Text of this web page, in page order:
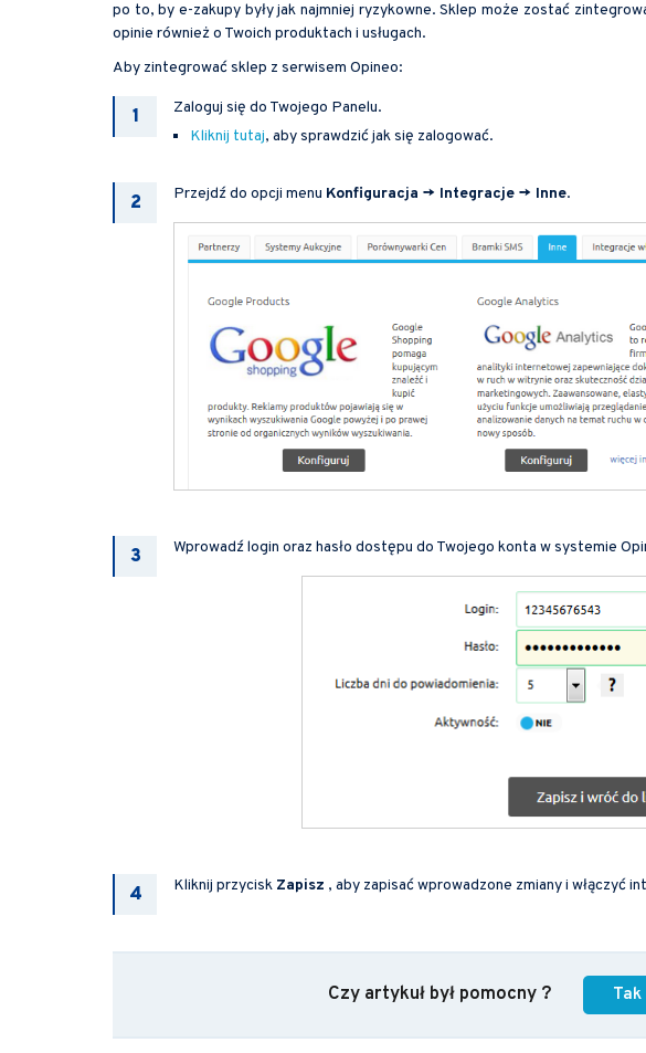
po to, by e-zakupy były jak najmniej ryzykowne. Sklep może zostać
opinie również o Twoich produktach i usługach.
Aby zintegrować sklep z serwisem Opineo:
Zaloguj się do Twojego Panelu.
Kliknij tutaj, aby sprawdzić jak się zalogować.
Przejdź do opcji menu Konfiguracja -> Integracje -> Inne.
Wprowadź login oraz hasło dostępu do Twojego konta w systemie
Kliknij przycisk Zapisz , aby zapisać wprowadzone zmiany i włączyć
Czy artykuł był pomocny ? Tak